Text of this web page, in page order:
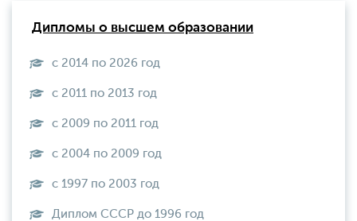
Дипломы о высшем образовании
с 2014 по 2026 год
с 2011 по 2013 год
с 2009 по 2011 год
с 2004 по 2009 год
с 1997 по 2003 год
Диплом СССР до 1996 год